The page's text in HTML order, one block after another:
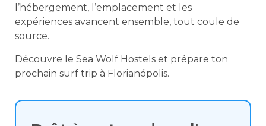
l’hébergement, l’emplacement et les
expériences avancent ensemble, tout coule de
source.
Découvre le Sea Wolf Hostels et prépare ton
prochain surf trip à Florianópolis.